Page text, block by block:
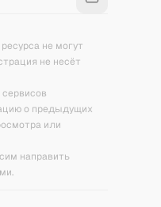
не могут
не несёт
о предыдущих
или
направить